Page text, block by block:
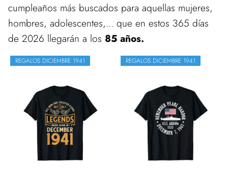
cumpleaños más buscados para aquellas mujeres,
hombres, adolescentes,... que en estos 365 días
de 2026 llegarán a los 85 años.
REGALOS DICIEMBRE 1941 REGALOS DICIEMBRE 1941